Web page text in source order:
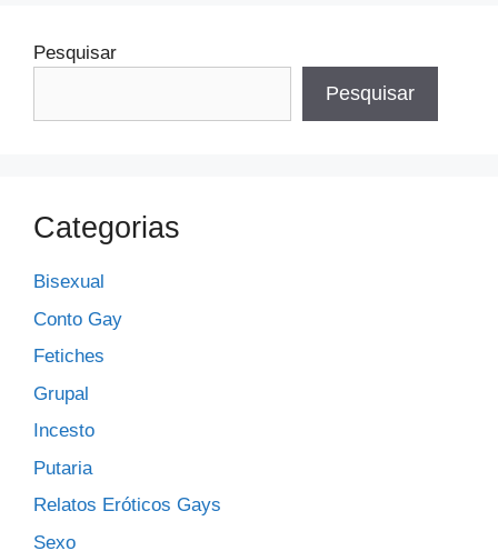
Pesquisar
Pesquisar
Categorias
Bisexual
Conto Gay
Fetiches
Grupal
Incesto
Putaria
Relatos Eróticos Gays
Sexo